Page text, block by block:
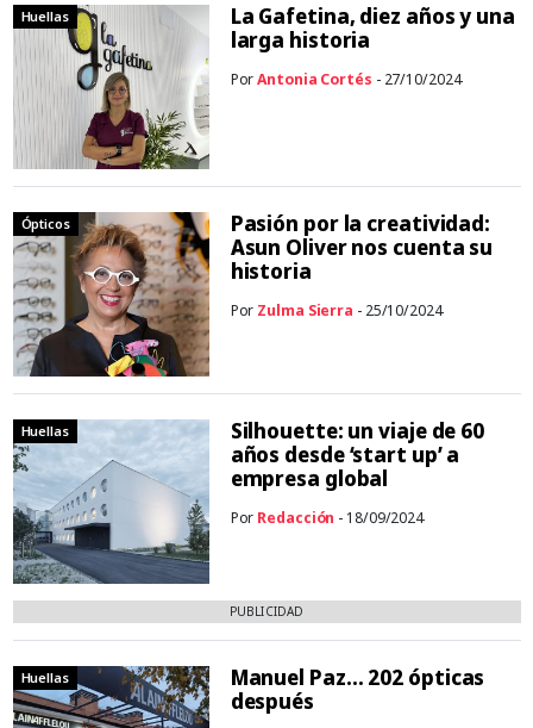
Huellas
La Gafetina, diez años y una
larga historia
PorAntonia Cortés - 27/10/2024
Ópticos
Pasión por la creatividad:
Asun Oliver nos cuenta su
historia
Por Zulma Sierra - 25/10/2024
Huellas
Silhouette: un viaje de 60
años desde ‘start up’ a
empresa global
Por Redacción - 18/09/2024
PUBLICIDAD
Huellas
Manuel Paz… 202 ópticas
después